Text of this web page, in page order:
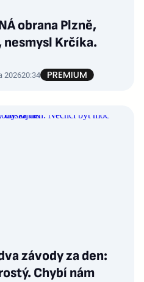
obrana Plzně,
nesmysl Krčíka.
202620:34
závody za den:
Chybí nám